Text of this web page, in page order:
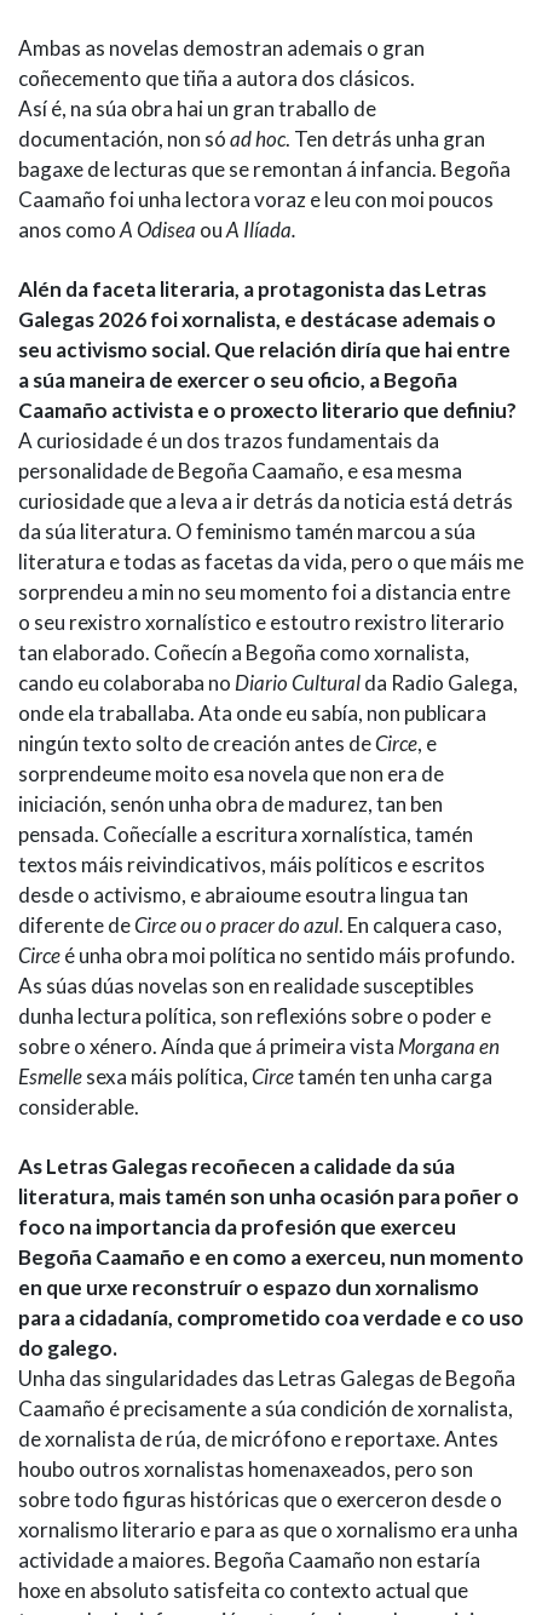
Ambas as novelas demostran ademais o gran
coñecemento que tiña a autora dos clásicos.
Así é, na súa obra hai un gran traballo de
documentación, non sóad hoc. Ten detrás unha gran
bagaxe de lecturas que se remontan á infancia. Begoña
Caamaño foi unha lectora voraz e leu con moi poucos
anos comoA Odisea ouA Ilíada.
Alén da faceta literaria, a protagonista das Letras
Galegas 2026 foi xornalista, e destácase ademais o
seu activismo social. Que relación diría que hai entre
a súa maneira de exercer o seu oficio, a Begoña
Caamaño activista e o proxecto literario que definiu?
A curiosidade é un dos trazos fundamentais da
personalidade de Begoña Caamaño, e esa mesma
curiosidade que a leva a ir detrás da noticia está detrás
da súa literatura. O feminismo tamén marcou a súa
literatura e todas as facetas da vida, pero o que máis me
sorprendeu a min no seu momento foi a distancia entre
o seu rexistro xornalístico e estoutro rexistro literario
tan elaborado. Coñecín a Begoña como xornalista,
cando eu colaboraba no Diario Culturalda Radio Galega,
onde ela traballaba. Ata onde eu sabía, non publicara
ningún texto solto de creación antes deCirce, e
sorprendeume moito esa novela que non era de
iniciación, senón unha obra de madurez, tan ben
pensada. Coñecíalle a escritura xornalística, tamén
textos máis reivindicativos, máis políticos e escritos
desde o activismo, e abraioume esoutra lingua tan
diferente deCirce ou o pracer do azul. En calquera caso,
Circeé unha obra moi política no sentido máis profundo.
As súas dúas novelas son en realidade susceptibles
dunha lectura política, son reflexións sobre o poder e
sobre o xénero. Aínda que á primeira vista Morgana en
Esmellesexa máis política,Circetamén ten unha carga
considerable.
As Letras Galegas recoñecen a calidade da súa
literatura, mais tamén son unha ocasión para poñer o
foco na importancia da profesión que exerceu
Begoña Caamaño e en como a exerceu, nun momento
en que urxe reconstruír o espazo dun xornalismo
para a cidadanía, comprometido coa verdade e co uso
do galego.
Unha das singularidades das Letras Galegas de Begoña
Caamaño é precisamente a súa condición de xornalista,
de xornalista de rúa, de micrófono e reportaxe. Antes
houbo outros xornalistas homenaxeados, pero son
sobre todo figuras históricas que o exerceron desde o
xornalismo literario e para as que o xornalismo era unha
actividade a maiores. Begoña Caamaño non estaría
hoxe en absoluto satisfeita co contexto actual que